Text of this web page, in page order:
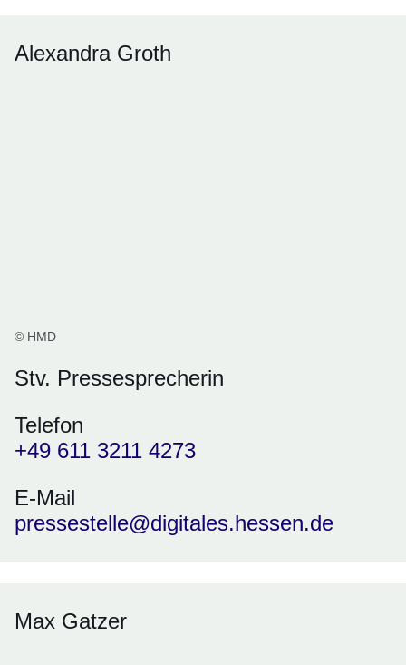
Alexandra Groth
© HMD
Stv. Pressesprecherin
Telefon
+49 611 3211 4273
E-Mail
pressestelle@digitales.hessen.de
Max Gatzer